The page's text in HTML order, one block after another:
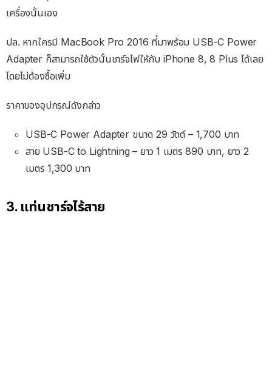
เครื่องนั้นเอง
ปล. หากใครมี MacBook Pro 2016 ที่มาพร้อม USB-C Power
Adapter ก็สามารถใช้ตัวนั้นชาร์จไฟให้กับ iPhone 8, 8 Plus ได้เลย
โดยไม่ต้องซื้อเพิ่ม
ราคาของอุปกรณ์ดังกล่าว
USB-C Power Adapter ขนาด 29 วัตต์ – 1,700 บาท
สาย USB-C to Lightning – ยาว 1 เมตร 890 บาท, ยาว 2
เมตร 1,300 บาท
3. แท่นชาร์จไร้สาย